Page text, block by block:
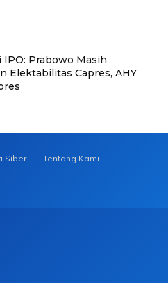
IPO: Prabowo Masih
Elektabilitas Capres, AHY
Siber
Tentang Kami